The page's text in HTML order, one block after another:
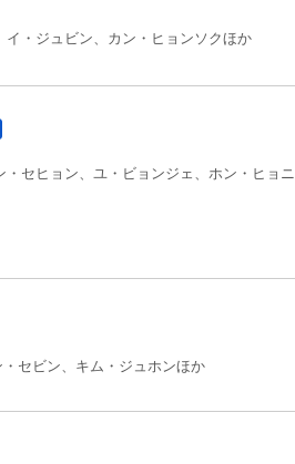
・ジュビン、カン・ヒョンソクほか
セヒョン、ユ・ビョンジェ、ホン・ヒョニ
セビン、キム・ジュホンほか